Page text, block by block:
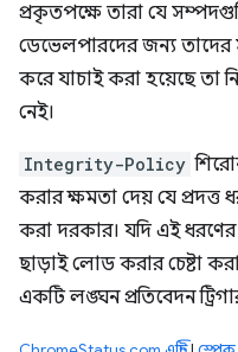
প্রকৃতপক্ষে তারা যে
ডেভেলপারদের জন্য তাদের
করে যাচাই করা হয়েছে তা
নেই।
Integrity-Policy
করার ক্ষমতা দেয় যে প্রদত্ত
করা দরকার। যদি এই
ছাড়াই লোড করার চেষ্টা করা
একটি লঙ্ঘন প্রতিবেদন